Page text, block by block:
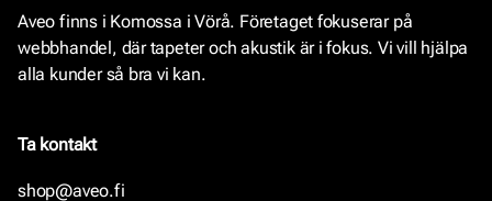
Aveo finns i Komossa i Vörå. Företaget fokuserar på
webbhandel, där tapeter och akustik är i fokus. Vi vill hjälpa
alla kunder så bra vi kan.
Ta kontakt
shop@aveo.fi